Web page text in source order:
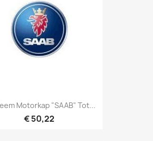
Motorkap "SAAB" Tot...
€ 50,22